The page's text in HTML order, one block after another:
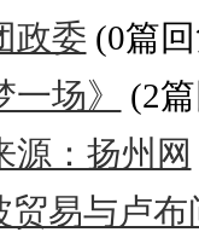
政委 (0篇
场》
(2
源：扬州网
贸易与卢